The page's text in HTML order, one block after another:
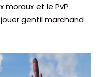
moraux et le PvP
gentil marchand